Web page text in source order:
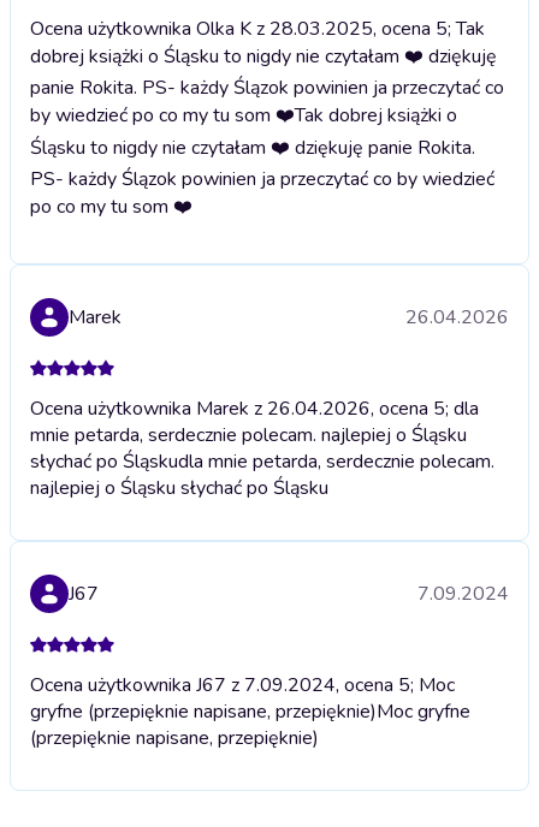
Ocena użytkownika Olka K z 28.03.2025, ocena 5; Tak
dobrej książki o Śląsku to nigdy nie czytałam ❤️ dziękuję
panie Rokita. PS- każdy Ślązok powinien ja przeczytać co
by wiedzieć po co my tu som ❤️Tak dobrej książki o
Śląsku to nigdy nie czytałam ❤️ dziękuję panie Rokita.
PS- każdy Ślązok powinien ja przeczytać co by wiedzieć
po co my tu som ❤️
Marek 26.04.2026
Ocena użytkownika Marek z 26.04.2026, ocena 5; dla
mnie petarda, serdecznie polecam. najlepiej o Śląsku
słychać po Śląskudla mnie petarda, serdecznie polecam.
najlepiej o Śląsku słychać po Śląsku
J67 7.09.2024
Ocena użytkownika J67 z 7.09.2024, ocena 5; Moc
gryfne (przepięknie napisane, przepięknie)Moc gryfne
(przepięknie napisane, przepięknie)